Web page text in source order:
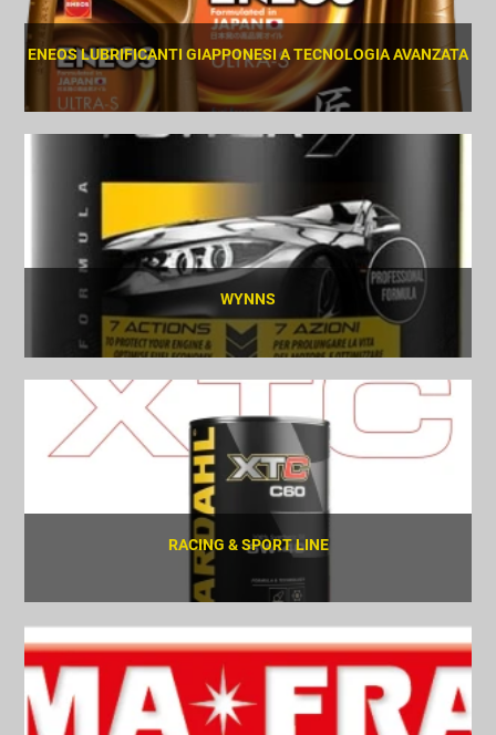
ENEOS LUBRIFICANTI GIAPPONESI A TECNOLOGIA AVANZATA
WYNNS
SCOPRI
RACING & SPORT LINE